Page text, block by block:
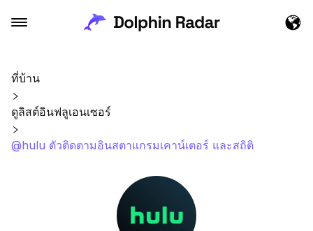
ที่บ้าน
ดูลิสต์อินฟลูเอนเซอร์
@hulu ตัวติดตามอินสตาแกรมเคาน์เตอร์ และสถิติ